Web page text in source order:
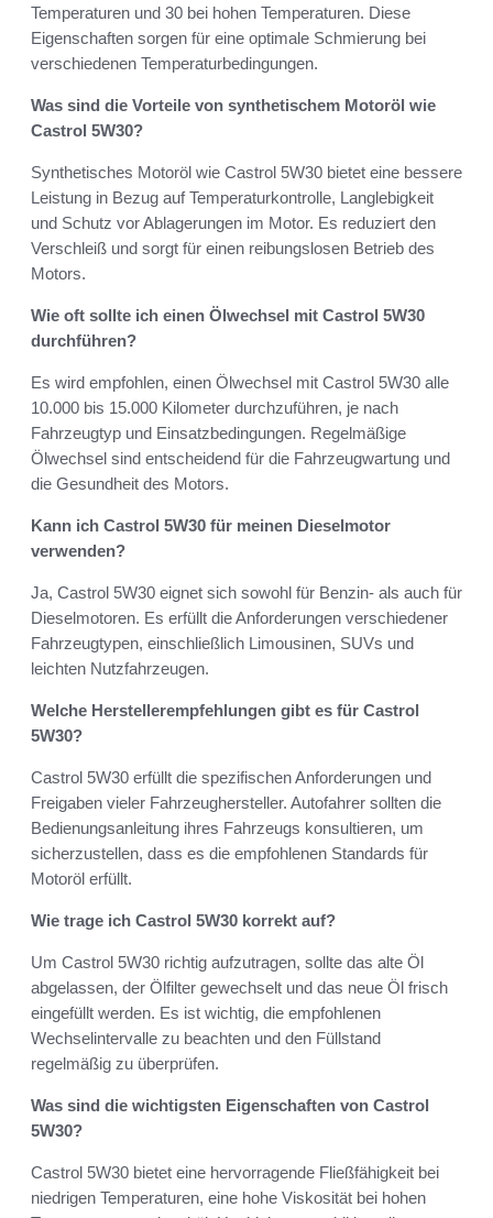
Temperaturen und 30 bei hohen Temperaturen. Diese
Eigenschaften sorgen für eine optimale Schmierung bei
verschiedenen Temperaturbedingungen.
Was sind die Vorteile von synthetischem Motoröl wie
Castrol 5W30?
Synthetisches Motoröl wie Castrol 5W30 bietet eine bessere
Leistung in Bezug auf Temperaturkontrolle, Langlebigkeit
und Schutz vor Ablagerungen im Motor. Es reduziert den
Verschleiß und sorgt für einen reibungslosen Betrieb des
Motors.
Wie oft sollte ich einen Ölwechsel mit Castrol 5W30
durchführen?
Es wird empfohlen, einen Ölwechsel mit Castrol 5W30 alle
10.000 bis 15.000 Kilometer durchzuführen, je nach
Fahrzeugtyp und Einsatzbedingungen. Regelmäßige
Ölwechsel sind entscheidend für die Fahrzeugwartung und
die Gesundheit des Motors.
Kann ich Castrol 5W30 für meinen Dieselmotor
verwenden?
Ja, Castrol 5W30 eignet sich sowohl für Benzin- als auch für
Dieselmotoren. Es erfüllt die Anforderungen verschiedener
Fahrzeugtypen, einschließlich Limousinen, SUVs und
leichten Nutzfahrzeugen.
Welche Herstellerempfehlungen gibt es für Castrol
5W30?
Castrol 5W30 erfüllt die spezifischen Anforderungen und
Freigaben vieler Fahrzeughersteller. Autofahrer sollten die
Bedienungsanleitung ihres Fahrzeugs konsultieren, um
sicherzustellen, dass es die empfohlenen Standards für
Motoröl erfüllt.
Wie trage ich Castrol 5W30 korrekt auf?
Um Castrol 5W30 richtig aufzutragen, sollte das alte Öl
abgelassen, der Ölfilter gewechselt und das neue Öl frisch
eingefüllt werden. Es ist wichtig, die empfohlenen
Wechselintervalle zu beachten und den Füllstand
regelmäßig zu überprüfen.
Was sind die wichtigsten Eigenschaften von Castrol
5W30?
Castrol 5W30 bietet eine hervorragende Fließfähigkeit bei
niedrigen Temperaturen, eine hohe Viskosität bei hohen